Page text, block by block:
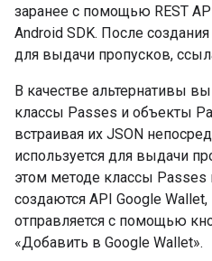
заранее с помощью REST
Android SDK. После
для выдачи пропусков,
В качестве альтернативы
классы Passes и объекты
встраивая их JSON
используется для выдачи
этом методе классы
создаются API Google
отправляется с помощью
«Добавить в Google Wallet».